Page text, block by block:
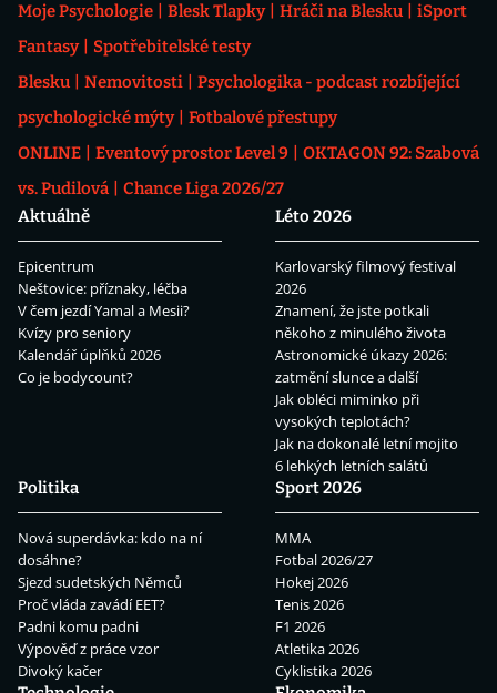
Moje Psychologie Blesk Tlapky Hráči na Blesku
iSport
Fantasy
Spotřebitelské testy
Blesku
Nemovitosti
Psychologika - podcast rozbíjející
psychologické mýty
Fotbalové přestupy
ONLINE
Eventový prostor Level 9
OKTAGON 92: Szabová
vs. Pudilová
Chance Liga 2026/27
Aktuálně
Epicentrum
Neštovice: příznaky, léčba
V čem jezdí Yamal a Mesii?
Kvízy pro seniory
Kalendář úplňků 2026
Co je bodycount?
Léto 2026
Karlovarský filmový festival
2026
Znamení, že jste potkali
někoho z minulého života
Astronomické úkazy 2026:
zatmění slunce a další
Jak obléci miminko při
vysokých teplotách?
Jak na dokonalé letní mojito
6 lehkých letních salátů
Politika
Nová superdávka: kdo na ní
dosáhne?
Sjezd sudetských Němců
Proč vláda zavádí EET?
Padni komu padni
Výpověď z práce vzor
Divoký kačer
Sport 2026
MMA
Fotbal 2026/27
Hokej 2026
Tenis 2026
F1 2026
Atletika 2026
Cyklistika 2026